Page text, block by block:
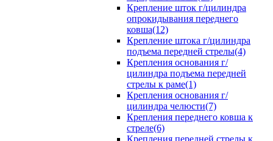
Крепление шток г/цилиндра
опрокидывания переднего
ковша(12)
Крепление штока г/цилиндра
подъема передней стрелы(4)
Крепления основания г/
цилиндра подъема передней
стрелы к раме(1)
Крепления основания г/
цилиндра челюсти(7)
Крепления переднего ковша к
стреле(6)
Крепления передней стрелы к